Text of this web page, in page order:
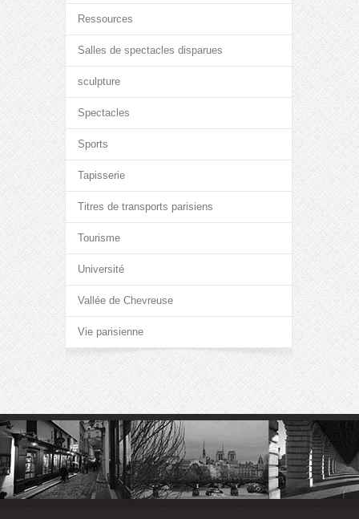
Ressources
Salles de spectacles disparues
sculpture
Spectacles
Sports
Tapisserie
Titres de transports parisiens
Tourisme
Université
Vallée de Chevreuse
Vie parisienne